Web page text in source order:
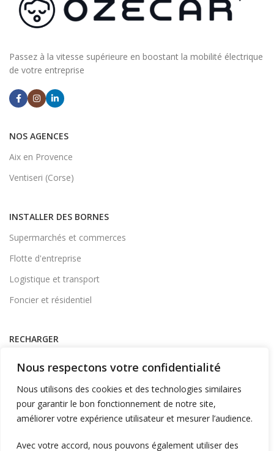
Nous respectons votre confidentialité
Nous utilisons des cookies et des technologies similaires
pour garantir le bon fonctionnement de notre site,
améliorer votre expérience utilisateur et mesurer l’audience.
Avec votre accord, nous pouvons également utiliser des
Passez à la vitesse supérieure en boostant la mobilité électrique
de votre entreprise
NOS AGENCES
Aix en Provence
Ventiseri (Corse)
INSTALLER DES BORNES
Supermarchés et commerces
Flotte d'entreprise
Logistique et transport
Foncier et résidentiel
RECHARGER
A Domicile
Télécharger l'application